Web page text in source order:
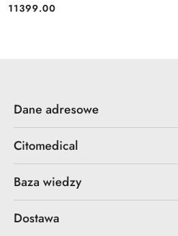
Cena:
11399.00
Dane adresowe
Citomedical
Baza wiedzy
Dostawa